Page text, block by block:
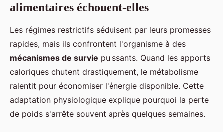
alimentaires échouent-elles
Les régimes restrictifs séduisent par leurs promesses
rapides, mais ils confrontent l'organisme à des
mécanismes de survie puissants. Quand les apports
caloriques chutent drastiquement, le métabolisme
ralentit pour économiser l'énergie disponible. Cette
adaptation physiologique explique pourquoi la perte
de poids s'arrête souvent après quelques semaines.